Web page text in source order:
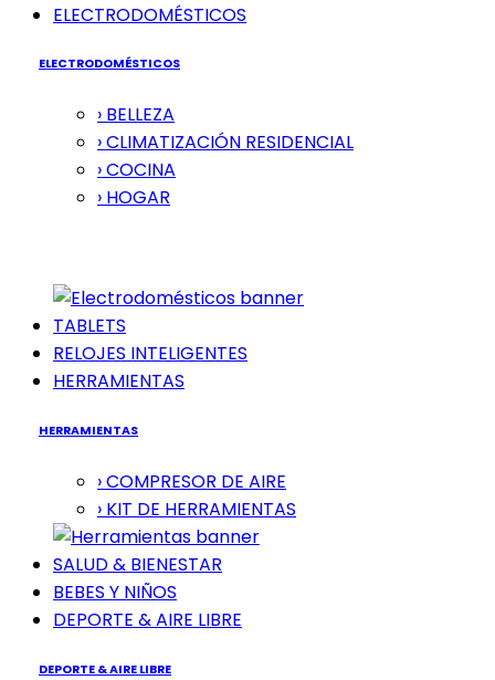
ELECTRODOMÉSTICOS
ELECTRODOMÉSTICOS
› BELLEZA
› CLIMATIZACIÓN RESIDENCIAL
› COCINA
› HOGAR
TABLETS
RELOJES INTELIGENTES
HERRAMIENTAS
HERRAMIENTAS
› COMPRESOR DE AIRE
› KIT DE HERRAMIENTAS
SALUD & BIENESTAR
BEBES Y NIÑOS
DEPORTE & AIRE LIBRE
DEPORTE & AIRE LIBRE